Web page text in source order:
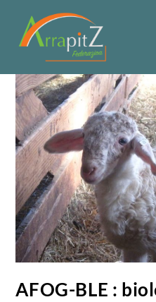
AFOG-BLE :